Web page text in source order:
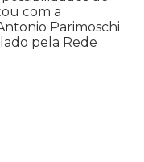
com a
Parimoschi
pela Rede